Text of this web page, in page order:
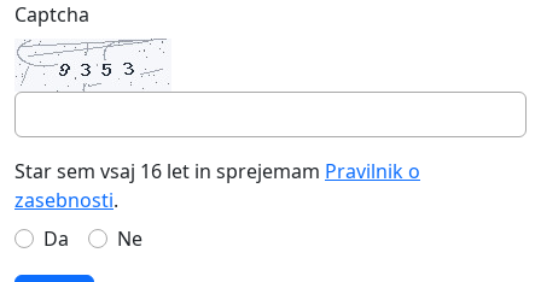
Captcha
Star sem vsaj 16 let in sprejemam Pravilnik o
zasebnosti.
Da
Ne